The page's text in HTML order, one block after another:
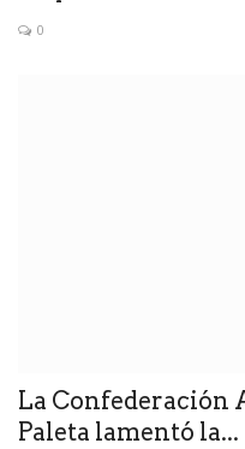
0
La Confederación
Paleta lamentó la...